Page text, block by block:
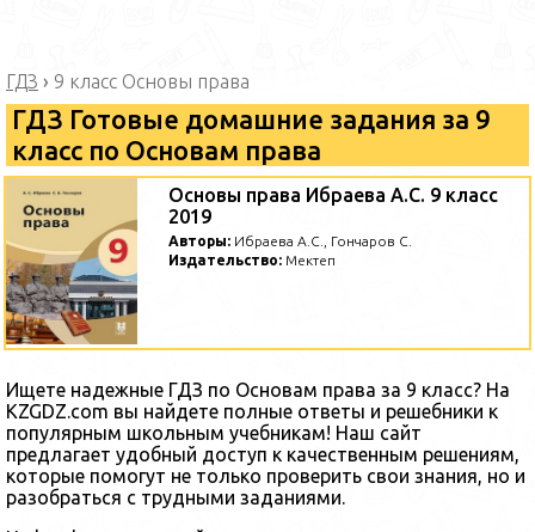
ГДЗ › 9 класс Основы права
ГДЗ Готовые домашние задания за 9
класс по Основам права
Основы права Ибраева А.С. 9 класс
2019
Авторы: Ибраева А.С., Гончаров С.
Издательство: Мектеп
Ищете надежные ГДЗ по Основам права за 9 класс? На
KZGDZ.com вы найдете полные ответы и решебники к
популярным школьным учебникам! Наш сайт
предлагает удобный доступ к качественным решениям,
которые помогут не только проверить свои знания, но и
разобраться с трудными заданиями.